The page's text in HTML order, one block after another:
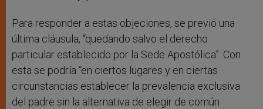
Para responder a estas objeciones, se previó una
última cláusula, “quedando salvo el derecho
particular establecido por la Sede Apostólica”. Con
esta se podría “en ciertos lugares y en ciertas
circunstancias establecer la prevalencia exclusiva
del padre sin la alternativa de elegir de común